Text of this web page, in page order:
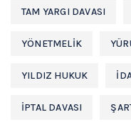
TAM YARGI DAVASI
YÖNETMELIK
YILDIZ HUKUK
İPTAL DAVASI